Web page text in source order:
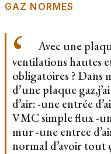
GAZ NORMES
Avec une
ventilations hautes
obligatoires ? Dans
d’une plaque
d’air: -une entrée
VMC simple flux -
mur -une entree
normal d’avoir tout